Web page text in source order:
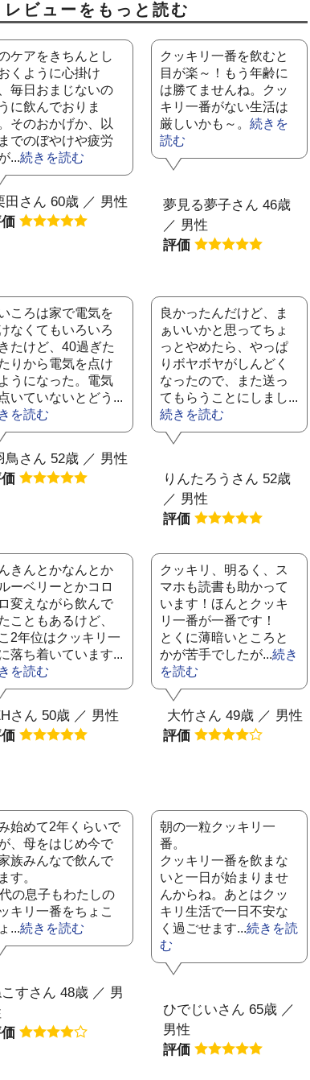
ビューをもっと読む
ケアをきちんとし
くように心掛け
毎日おまじないの
に飲んでおりま
そのおかげか、以
でのぼやけや疲労
...続きを読む
田さん 60歳 ／ 男性
価
クッキリ一番を飲むと
目が楽～！もう年齢に
は勝てませんね。クッ
キリ一番がない生活は
厳しいかも～。 続きを
読む
夢見る夢子さん 46歳
／ 男性
評価
ころは家で電気を
なくてもいろいろ
たけど、40過ぎた
りから電気を点け
うになった。電気
いていないとどう...
を読む
鳥さん 52歳 ／ 男性
価
良かったんだけど、ま
ぁいいかと思ってちょ
っとやめたら、やっぱ
りボヤボヤがしんどく
なったので、また送っ
てもらうことにしまし...
続きを読む
りんたろうさん 52歳
／ 男性
評価
きんとかなんとか
ーベリーとかコロ
変えながら飲んで
こともあるけど、
2年位はクッキリ一
落ち着いています...
を読む
さん 50歳 ／ 男性
価
クッキリ、明るく、ス
マホも読書も助かって
います！ほんとクッキ
リ一番が一番です！
とくに薄暗いところと
かが苦手でしたが...続き
を読む
大竹さん 49歳 ／ 男性
評価
始めて2年くらいで
、母をはじめ今で
族みんなで飲んで
す。
の息子もわたしの
キリ一番をちょこ
...続きを読む
すさん 48歳 ／ 男
価
朝の一粒クッキリ一
番。
クッキリ一番を飲まな
いと一日が始まりませ
んからね。あとはクッ
キリ生活で一日不安な
く過ごせます...続きを読
む
ひでじいさん 65歳 ／
男性
評価